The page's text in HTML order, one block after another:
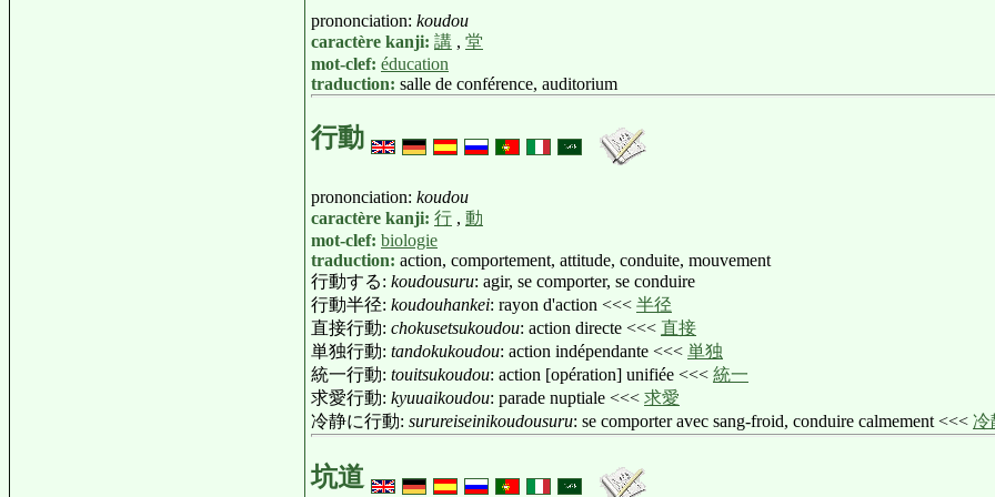
prononciation: koudou
caractère kanji: 講 , 堂
mot-clef: éducation
traduction: salle de conférence, auditorium
行動
prononciation: koudou
caractère kanji: 行 , 動
mot-clef: biologie
traduction: action, comportement, attitude, conduite, mouvement
行動する: koudousuru: agir, se comporter, se conduire
行動半径: koudouhankei: rayon d'action <<< 半径
直接行動: chokusetsukoudou: action directe <<< 直接
単独行動: tandokukoudou: action indépendante <<< 単独
統一行動: touitsukoudou: action [opération] unifiée <<< 統一
求愛行動: kyuuaikoudou: parade nuptiale <<< 求愛
冷静に行動: surureiseinikoudousuru: se comporter avec sang-froid, conduire calmement <<< 冷
坑道